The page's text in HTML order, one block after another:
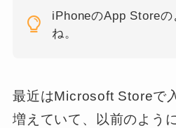
iPhoneのApp Store
ね。
最近はMicrosoft Storeで
増えていて、以前のよう